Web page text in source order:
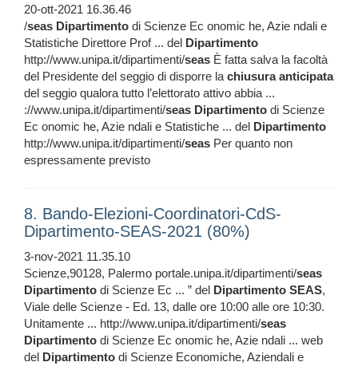
20-ott-2021 16.36.46
/seas Dipartimento di Scienze Ec onomic he, Azie ndali e
Statistiche Direttore Prof ... del Dipartimento
http://www.unipa.it/dipartimenti/seas È fatta salva la facoltà
del Presidente del seggio di disporre lachiusura anticipata
del seggio qualora tutto l’elettorato attivo abbia ...
://www.unipa.it/dipartimenti/seas Dipartimento di Scienze
Ec onomic he, Azie ndali e Statistiche ... del Dipartimento
http://www.unipa.it/dipartimenti/seas Per quanto non
espressamente previsto
8. Bando-Elezioni-Coordinatori-CdS-
Dipartimento-SEAS-2021 (80%)
3-nov-2021 11.35.10
Scienze,90128, Palermo portale.unipa.it/dipartimenti/seas
Dipartimento di Scienze Ec ... ” del Dipartimento SEAS,
Viale delle Scienze - Ed. 13, dalle ore 10:00 alle ore 10:30.
Unitamente ... http://www.unipa.it/dipartimenti/seas
Dipartimento di Scienze Ec onomic he, Azie ndali ... web
del Dipartimento di Scienze Economiche, Aziendali e